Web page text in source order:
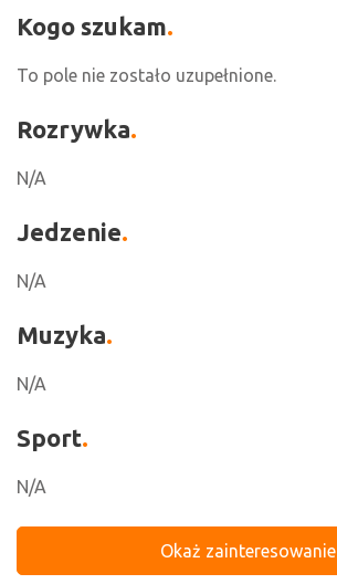
Kogo szukam
To pole nie zostało uzupełnione.
Rozrywka
N/A
Jedzenie
N/A
Muzyka
N/A
Sport
N/A
Okaż zainteresowanie